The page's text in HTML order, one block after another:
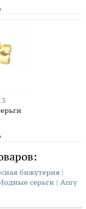
бижутерия |
серьги | Anry